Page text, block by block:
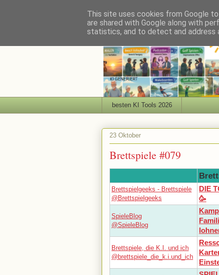
besten KI Tools 2026
23 Oktober
Brettspiele #079
Brettspielgeeks - Brettspiele
@Brettspielgeeks
DIE
🥳
SpieleBlog
@SpieleBlog
Brettspiele, die K.I. und ich
@brettspiele_die_k.i.und_ich
This site uses cookies from Google
are shared with Google along with
statistics, and to detect and address